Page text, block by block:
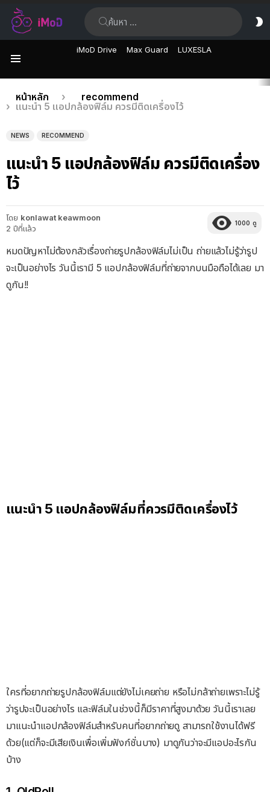
iMoD Drive Max Guard LUXESLA
เรื่อง
ล่าสุด
คุณอยู่ที่นี่:
หน้าหลัก
recommend
แนะนำ 5 แอปกล้องฟิล์ม ควรมีติดเครื่องไว้
NEWS RECOMMEND
แนะนำ 5 แอปกล้องฟิล์ม ควรมีติดเครื่อง
ไว้
โดย konlawat keawmoon
2 ปีที่แล้ว
1000 ดู
หมดปัญหาไม่ต้องกลัวเรื่องถ่ายรูปกล้องฟิล์มไม่เป็น ถ่ายแล้วไม่รู้ว่ารูป
จะเป็นอย่างไร วันนี้เรามี 5 แอปกล้องฟิล์มที่ถ่ายจากบนมือถือได้เลย มา
ดูกัน!!
แนะนำ 5 แอปกล้องฟิล์มที่ควรมีติดเครื่องไว้
ใครที่อยากถ่ายรูปกล้องฟิล์มแต่ยังไม่เคยถ่าย หรือไม่กล้าถ่ายเพราะไม่รู้
ว่ารูปจะเป็นอย่างไร และฟิล์มในช่วงนี้ก็มีราคาที่สูงมาด้วย วันนี้เราเลย
มาแนะนำแอปกล้องฟิล์มสำหรับคนที่อยากถ่ายดู สามารถใช้งานได้ฟรี
ด้วย(แต่ก็จะมีเสียเงินเพื่อเพิ่มฟังก์ชั่นบาง) มาดูกันว่าจะมีแอปอะไรกัน
บ้าง